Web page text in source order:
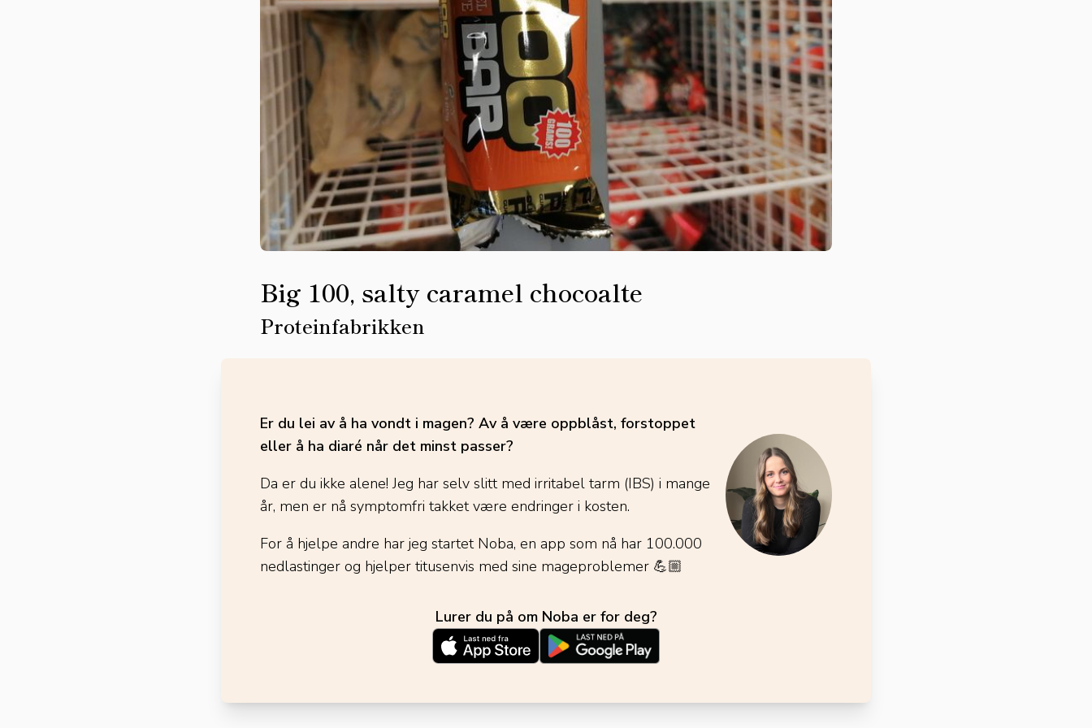
Big 100, salty caramel chocoalte
Proteinfabrikken
Er du lei av å ha vondt i magen? Av å være oppblåst, forstoppet
eller å ha diaré når det minst passer?
Da er du ikke alene! Jeg har selv slitt med irritabel tarm (IBS) i mange
år, men er nå symptomfri takket være endringer i kosten.
For å hjelpe andre har jeg startet Noba, en app som nå har 100.000
nedlastinger og hjelper titusenvis med sine mageproblemer 💪🏼
Lurer du på om Noba er for deg?